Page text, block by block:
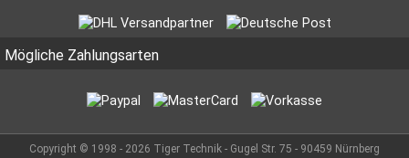
Mögliche Zahlungsarten
Copyright © 1998 - 2026 Tiger Technik - Gugel Str. 75 - 90459 Nürnberg